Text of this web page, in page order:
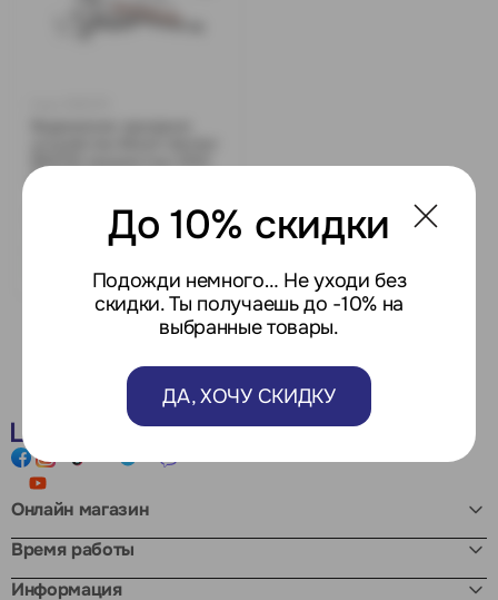
Вт, 254 мм
7 104 MDL
Есть в наличии:
Онлайн магазин
Время работы
Информация
До 10% скидки
Подожди немного… Не уходи без
скидки. Ты получаешь до -10% на
выбранные товары.
ДА, ХОЧУ СКИДКУ